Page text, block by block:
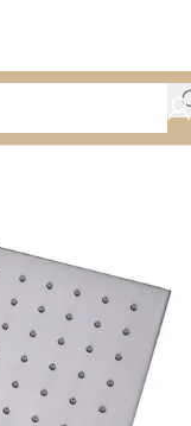
en Plafondarmen